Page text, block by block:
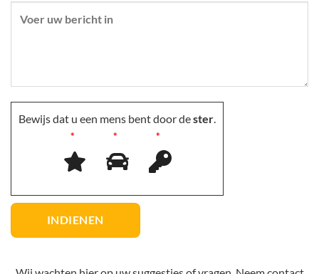
Bewijs dat u een mens bent door dester.